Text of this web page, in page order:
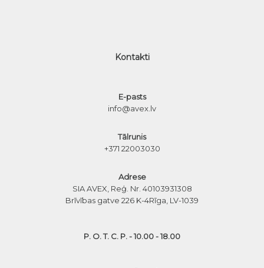
Kontakti
E-pasts
info@avex.lv
Tālrunis
+371 22003030
Adrese
SIA AVEX, Reģ. Nr. 40103931308
Brīvības gatve 226 K-4Rīga, LV-1039
P. O. T. C. P. - 10.00 - 18.00